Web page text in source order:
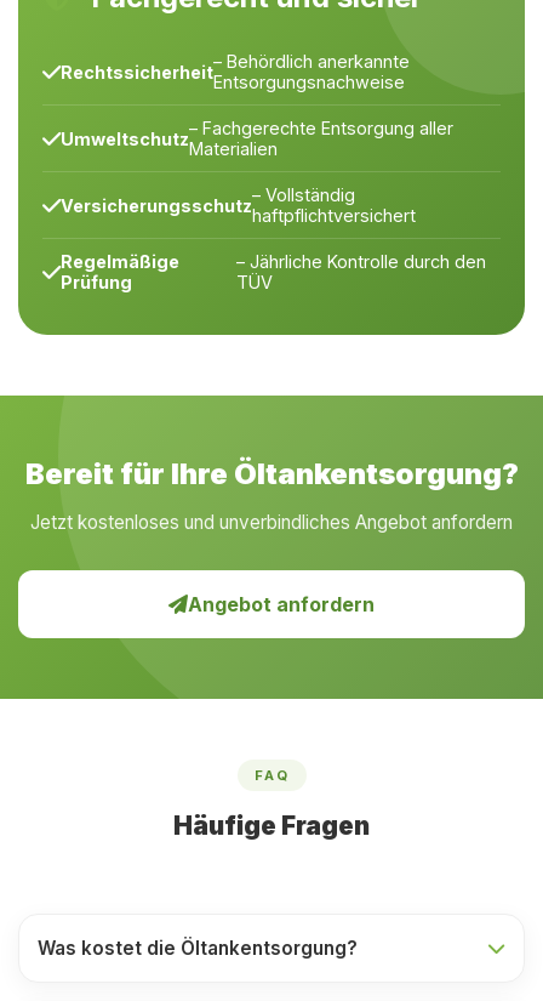
Rechtssicherheit– Behördlich anerkannte
Entsorgungsnachweise
Umweltschutz– Fachgerechte Entsorgung aller
Materialien
Versicherungsschutz– Vollständig
haftpflichtversichert
Regelmäßige
Prüfung
– Jährliche Kontrolle durch den
TÜV
Bereit für Ihre Öltankentsorgung?
Jetzt kostenloses und unverbindliches Angebot anfordern
Angebot anfordern
FAQ
Häufige Fragen
Was kostet die Öltankentsorgung?